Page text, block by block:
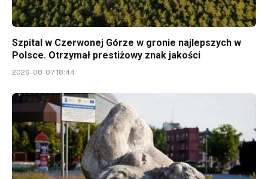
Szpital w Czerwonej Górze w gronie najlepszych w
Polsce. Otrzymał prestiżowy znak jakości
2026-08-07 18:44